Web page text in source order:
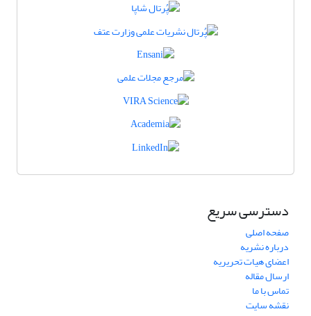
دسترسی سریع
صفحه اصلی
درباره نشریه
اعضای هیات تحریریه
ارسال مقاله
تماس با ما
نقشه سایت